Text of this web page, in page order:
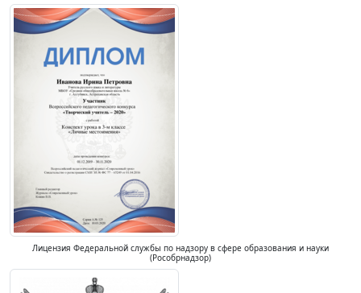
Лицензия Федеральной службы по надзору в сфере образования и науки
(Рособрнадзор)